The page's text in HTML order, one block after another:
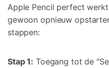
Apple Pencil perfect
gewoon opnieuw
stappen:
Stap 1: Toegang tot de